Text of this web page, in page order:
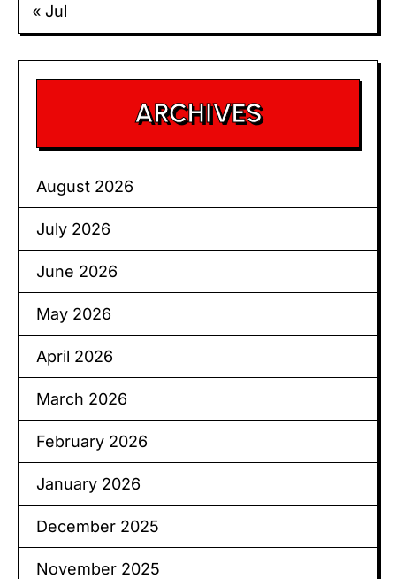
« Jul
ARCHIVES
August 2026
July 2026
June 2026
May 2026
April 2026
March 2026
February 2026
January 2026
December 2025
November 2025